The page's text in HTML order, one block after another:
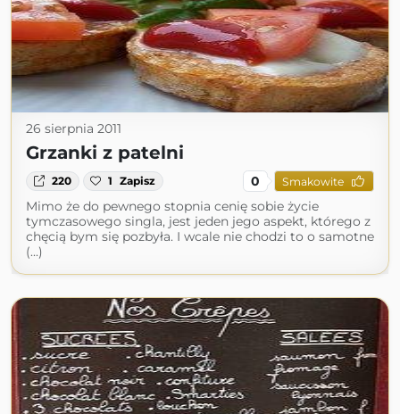
26 sierpnia 2011
Grzanki z patelni
220 1 Zapisz 0 Smakowite
Mimo że do pewnego stopnia cenię sobie życie
tymczasowego singla, jest jeden jego aspekt, którego z
chęcią bym się pozbyła. I wcale nie chodzi to o samotne
(...)